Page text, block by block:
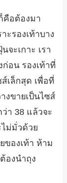
คือต้องมา
ะรองเท้าบาง
จะเกาะ เรา
ก่อน รองเท้าที่
เล็กสุด เพื่อที่
งขายเป็นไซส์
า 38 แล้วจะ
ม่มั่วด้วย
ของเท้า ห้าม
องนำถุง